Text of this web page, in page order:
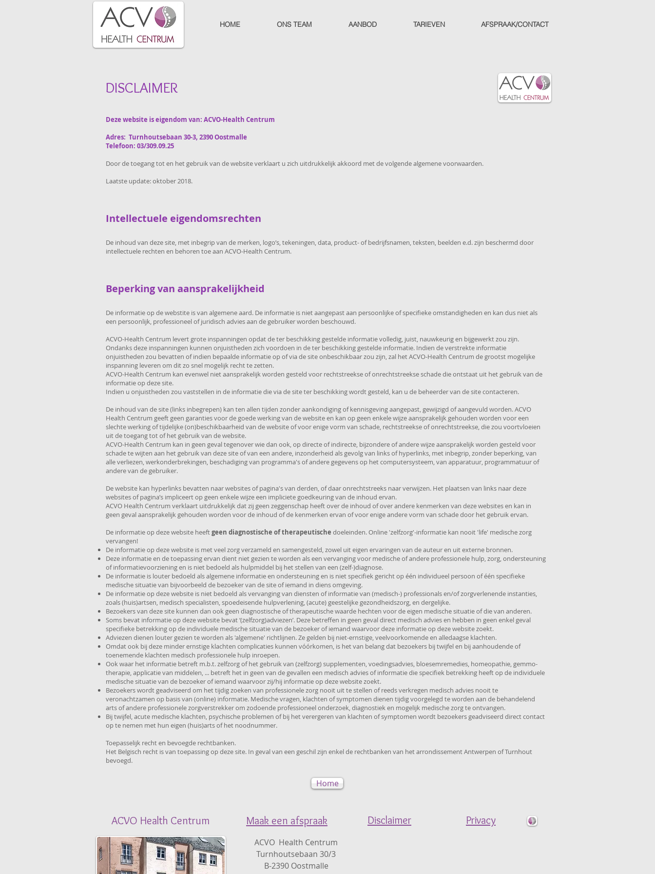
HOME ONS TEAM AANBOD TARIEVEN AFSPRAAK/CONTACT
DISCLAIMER
Deze website is eigendom van: ACVO-Health Centrum
Adres: Turnhoutsebaan 30-3, 2390 Oostmalle
Telefoon: 03/309.09.25
Door de toegang tot en het gebruik van de website verklaart u zich uitdrukkelijk akkoord met de volgende algemene voorwaarden.
Laatste update: oktober 2018.
Intellectuele eigendomsrechten
De inhoud van deze site, met inbegrip van de merken, logo’s, tekeningen, data, product- of bedrijfsnamen, teksten, beelden e.d. zijn beschermd door
intellectuele rechten en behoren toe aan ACVO-Health Centrum.
Beperking van aansprakelijkheid
De informatie op de webstite is van algemene aard. De informatie is niet aangepast aan persoonlijke of specifieke omstandigheden en kan dus niet als
een persoonlijk, professioneel of juridisch advies aan de gebruiker worden beschouwd.
ACVO-Health Centrum levert grote inspanningen opdat de ter beschikking gestelde informatie volledig, juist, nauwkeurig en bijgewerkt zou zijn.
Ondanks deze inspanningen kunnen onjuistheden zich voordoen in de ter beschikking gestelde informatie. Indien de verstrekte informatie
onjuistheden zou bevatten of indien bepaalde informatie op of via de site onbeschikbaar zou zijn, zal het ACVO-Health Centrum de grootst mogelijke
inspanning leveren om dit zo snel mogelijk recht te zetten.
ACVO-Health Centrum kan evenwel niet aansprakelijk worden gesteld voor rechtstreekse of onrechtstreekse schade die ontstaat uit het gebruik van de
informatie op deze site.
Indien u onjuistheden zou vaststellen in de informatie die via de site ter beschikking wordt gesteld, kan u de beheerder van de site contacteren.
De inhoud van de site (links inbegrepen) kan ten allen tijden zonder aankondiging of kennisgeving aangepast, gewijzigd of aangevuld worden. ACVO
Health Centrum geeft geen garanties voor de goede werking van de website en kan op geen enkele wijze aansprakelijk gehouden worden voor een
slechte werking of tijdelijke (on)beschikbaarheid van de website of voor enige vorm van schade, rechtstreekse of onrechtstreekse, die zou voortvloeien
uit de toegang tot of het gebruik van de website.
ACVO-Health Centrum kan in geen geval tegenover wie dan ook, op directe of indirecte, bijzondere of andere wijze aansprakelijk worden gesteld voor
schade te wijten aan het gebruik van deze site of van een andere, inzonderheid als gevolg van links of hyperlinks, met inbegrip, zonder beperking, van
alle verliezen, werkonderbrekingen, beschadiging van programma's of andere gegevens op het computersysteem, van apparatuur, programmatuur of
andere van de gebruiker.
De website kan hyperlinks bevatten naar websites of pagina's van derden, of daar onrechtstreeks naar verwijzen. Het plaatsen van links naar deze
websites of pagina’s impliceert op geen enkele wijze een impliciete goedkeuring van de inhoud ervan.
ACVO Health Centrum verklaart uitdrukkelijk dat zij geen zeggenschap heeft over de inhoud of over andere kenmerken van deze websites en kan in
geen geval aansprakelijk gehouden worden voor de inhoud of de kenmerken ervan of voor enige andere vorm van schade door het gebruik ervan.
De informatie op deze website heeftgeen diagnostische of therapeutische doeleinden. Online 'zelfzorg'-informatie kan nooit 'life' medische zorg
vervangen!
De informatie op deze website is met veel zorg verzameld en samengesteld, zowel uit eigen ervaringen van de auteur en uit externe bronnen.
Deze informatie en de toepassing ervan dient niet gezien te worden als een vervanging voor medische of andere professionele hulp, zorg, ondersteuning
of informatievoorziening en is niet bedoeld als hulpmiddel bij het stellen van een (zelf-)diagnose.
De informatie is louter bedoeld als algemene informatie en ondersteuning en is niet specifiek gericht op één individueel persoon of één specifieke
medische situatie van bijvoorbeeld de bezoeker van de site of iemand in diens omgeving.
De informatie op deze website is niet bedoeld als vervanging van diensten of informatie van (medisch-) professionals en/of zorgverlenende instanties,
zoals (huis)artsen, medisch specialisten, spoedeisende hulpverlening, (acute) geestelijke gezondheidszorg, en dergelijke.
Bezoekers van deze site kunnen dan ook geen diagnostische of therapeutische waarde hechten voor de eigen medische situatie of die van anderen.
Soms bevat informatie op deze website bevat ‘(zelfzorg)adviezen’. Deze betreffen in geen geval direct medisch advies en hebben in geen enkel geval
specifieke betrekking op de individuele medische situatie van de bezoeker of iemand waarvoor deze informatie op deze website zoekt.
Adviezen dienen louter gezien te worden als 'algemene' richtlijnen. Ze gelden bij niet-ernstige, veelvoorkomende en alledaagse klachten.
Omdat ook bij deze minder ernstige klachten complicaties kunnen vóórkomen, is het van belang dat bezoekers bij twijfel en bij aanhoudende of
toenemende klachten medisch professionele hulp inroepen.
Ook waar het informatie betreft m.b.t. zelfzorg of het gebruik van (zelfzorg) supplementen, voedingsadvies, bloesemremedies, homeopathie, gemmo-
therapie, applicatie van middelen, ... betreft het in geen van de gevallen een medisch advies of informatie die specifiek betrekking heeft op de individuele
medische situatie van de bezoeker of iemand waarvoor zij/hij informatie op deze website zoekt.
Bezoekers wordt geadviseerd om het tijdig zoeken van professionele zorg nooit uit te stellen of reeds verkregen medisch advies nooit te
veronachtzamen op basis van (online) informatie. Medische vragen, klachten of symptomen dienen tijdig voorgelegd te worden aan de behandelend
arts of andere professionele zorgverstrekker om zodoende professioneel onderzoek, diagnostiek en mogelijk medische zorg te ontvangen.
Bij twijfel, acute medische klachten, psychische problemen of bij het verergeren van klachten of symptomen wordt bezoekers geadviseerd direct contact
op te nemen met hun eigen (huis)arts of het noodnummer.
Toepasselijk recht en bevoegde rechtbanken.
Het Belgisch recht is van toepassing op deze site. In geval van een geschil zijn enkel de rechtbanken van het arrondissement Antwerpen of Turnhout
bevoegd.
Home
ACVO Health Centrum Maak een afspraak
ACVO Health Centrum
Turnhoutsebaan 30/3
B-2390 Oostmalle
Disclaimer Privacy